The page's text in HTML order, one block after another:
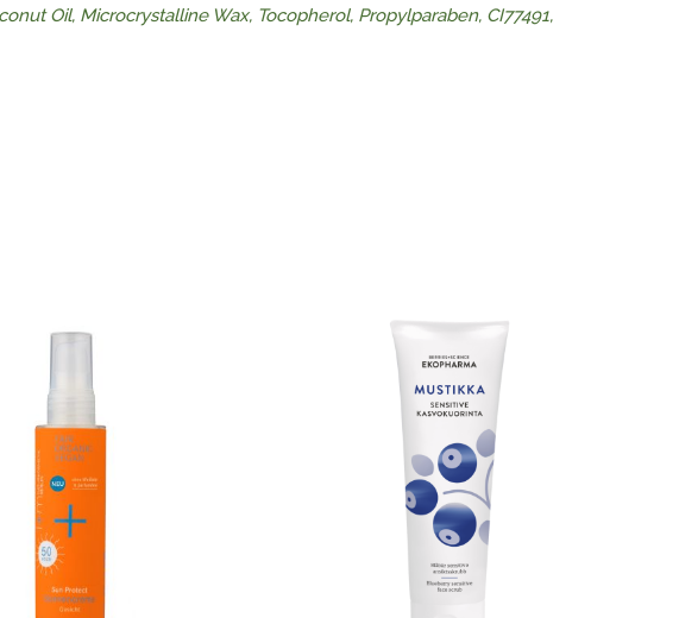
Oil, Microcrystalline Wax, Tocopherol, Propylparaben, CI77491,